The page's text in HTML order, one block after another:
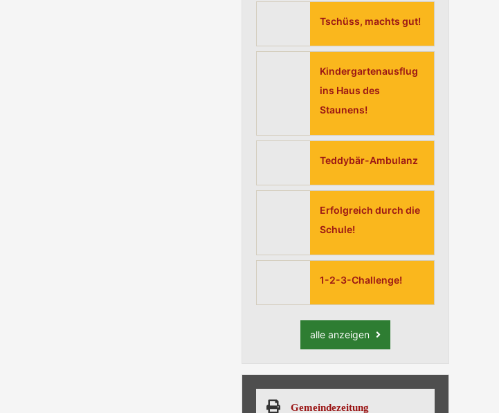
Tschüss, machts gut!
Kindergartenausflug
ins Haus des
Staunens!
Teddybär-Ambulanz
Erfolgreich durch die
Schule!
1-2-3-Challenge!
alle anzeigen
Gemeindezeitung